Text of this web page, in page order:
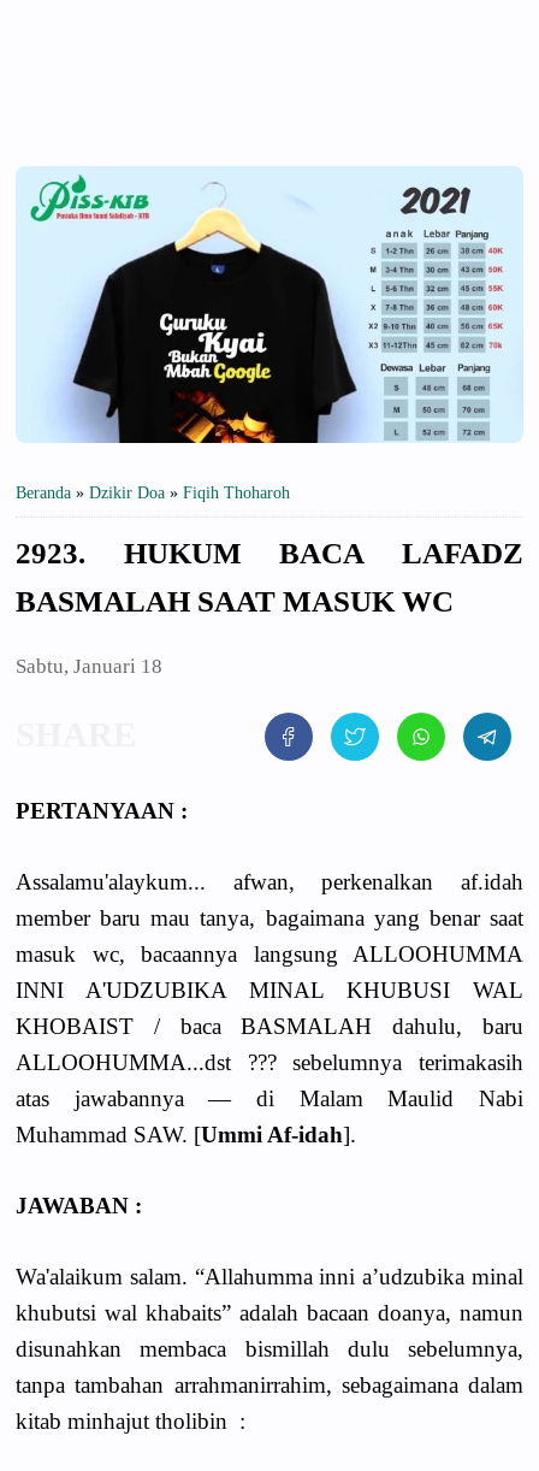
Beranda » Dzikir Doa » Fiqih Thoharoh
2923. HUKUM BACA LAFADZ
BASMALAH SAAT MASUK WC
Sabtu, Januari 18
PERTANYAAN :
Assalamu'alaykum... afwan, perkenalkan af.idah
member baru mau tanya, bagaimana yang benar saat
masuk wc, bacaannya langsung ALLOOHUMMA
INNI A'UDZUBIKA MINAL KHUBUSI WAL
KHOBAIST / baca BASMALAH dahulu, baru
ALLOOHUMMA...dst ??? sebelumnya terimakasih
atas jawabannya — di Malam Maulid Nabi
Muhammad SAW. [Ummi Af-idah].
JAWABAN :
Wa'alaikum salam. “Allahumma inni a’udzubika minal
khubutsi wal khabaits” adalah bacaan doanya, namun
disunahkan membaca bismillah dulu sebelumnya,
tanpa tambahan arrahmanirrahim, sebagaimana dalam
kitab minhajut tholibin :